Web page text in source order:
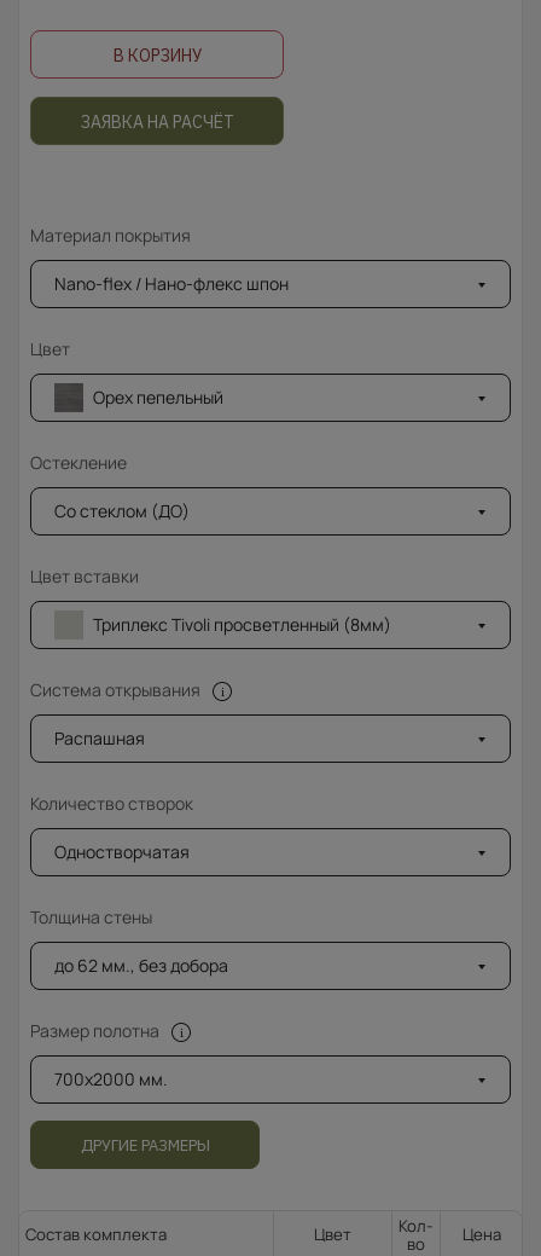
В КОРЗИНУ
ЗАЯВКА НА РАСЧЁТ
Материал покрытия
Nano-flex / Нано-флекс шпон
Цвет
Орех пепельный
Остекление
Со стеклом (ДО)
Цвет вставки
Триплекс Tivoli просветленный (8мм)
Система открывания
Распашная
Количество створок
Одностворчатая
Толщина стены
до 62 мм., без добора
Размер полотна
700x2000 мм.
ДРУГИЕ РАЗМЕРЫ
Состав комплекта Цвет
Кол-
во
Цена